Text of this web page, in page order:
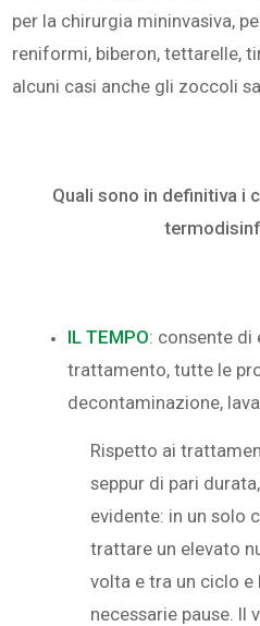
per la chirurgia mininvasiva,
reniformi, biberon, tettarelle,
alcuni casi anche gli zoccoli
Quali sono in definitiva i
IL TEMPO: consente di
trattamento, tutte le
decontaminazione,
Rispetto ai
seppur di pari
evidente: in un solo
trattare un elevato
volta e tra un ciclo e
necessarie pause. Il